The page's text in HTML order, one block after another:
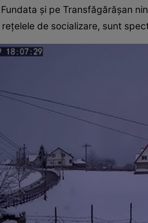
și pe Transfăgărășan
de socializare, sunt